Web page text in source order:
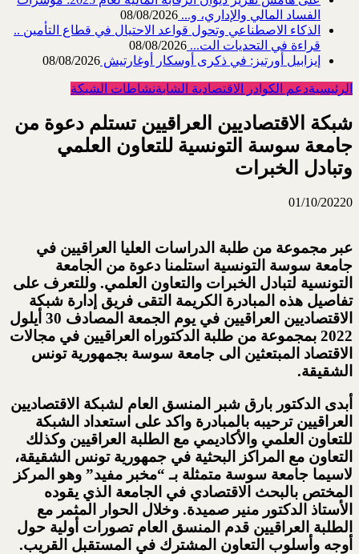
الفساد المالي والإداري، و... 08/08/2026
الذكاء الاصطناعي وتحول قواعد الاحتيال في قطاع ‏التأمين ..
قراءة في التحديات الت... 08/08/2026
إيزابيل أورتيز: في ذكرى ‏أوسكار أوغارتيش 08/08/2026
الرئيسيةدعم الكوادر الاقتصادية الشابةنشاطات الشبكة
شبكة الاقتصاديين العراقيين تستلم دعوة من
جامعة سوسة التونسية للتعاون العلمي
وتبادل الخبرات
01/10/20220
عبر مجموعة من طلبة الدراسات العليا العراقيين في
جامعة سوسة التونسية استلمنا دعوة من الجامعة
التونسية لتبادل الخبرات والتعاون العلمي. وللتعرف على
تفاصيل هذه المبادرة الكريمة التقى فريق إدارة شبكة
الاقتصاديين العراقيين في يوم الجمعة المصادف 30 أيلول
2022 بمجموعة من طلبة الدكتوراه العراقيين في مجالات
الاقتصاد المبتعثين الى جامعة سوسة بجمهورية تونس
الشقيقة.
أبدى الدكتور بارق شبر المنسق العام لشبكة الاقتصاديين
العراقيين ترحيبه بالمبادرة واكد على استعداد الشبكة
للتعاون العلمي والأكاديمي مع الطلبة العراقيين وكذلك
التعاون مع المراكز البحثية في جمهورية تونس الشقيقة،
لاسيما جامعة سوسة متمثلة بـ “مخبر مفيد” وهو المركز
المختص بالبحث الاقتصادي في الجامعة الذي يقوده
الأستاذ الدكتور منير صميدة. وخلال الحوار المثمر مع
الطلبة العراقيين قدم المنسق العام تصورات أولية حول
أوجه وأسلوب التعاون المشترك في المستقبل القريب.